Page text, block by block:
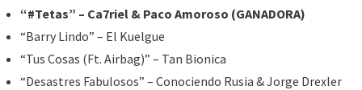
“#Tetas” – Ca7riel & Paco Amoroso (GANADORA)
“Barry Lindo” – El Kuelgue
“Tus Cosas (Ft. Airbag)” – Tan Bionica
“Desastres Fabulosos” – Conociendo Rusia & Jorge Drexler